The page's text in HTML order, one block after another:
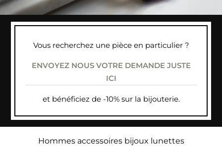
Vous recherchez une pièce en particulier ?
ENVOYEZ NOUS VOTRE DEMANDE JUSTE
ICI
et bénéficiez de -10% sur la bijouterie.
Hommes accessoires bijoux lunettes